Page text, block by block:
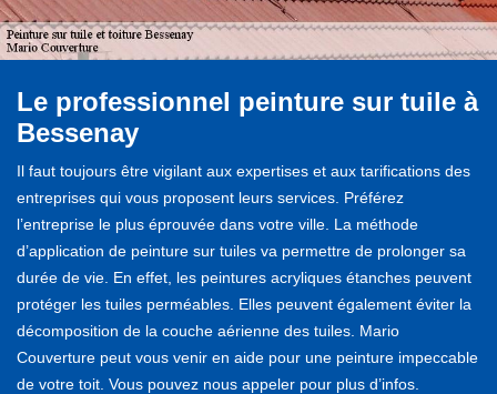
Le professionnel peinture sur tuile à
Bessenay
Il faut toujours être vigilant aux expertises et aux tarifications des
entreprises qui vous proposent leurs services. Préférez
l’entreprise le plus éprouvée dans votre ville. La méthode
d’application de peinture sur tuiles va permettre de prolonger sa
durée de vie. En effet, les peintures acryliques étanches peuvent
protéger les tuiles perméables. Elles peuvent également éviter la
décomposition de la couche aérienne des tuiles. Mario
Couverture peut vous venir en aide pour une peinture impeccable
de votre toit. Vous pouvez nous appeler pour plus d’infos.